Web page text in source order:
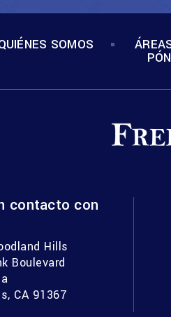
SOMOS
contacto con
Hills
Boulevard
CA 91367